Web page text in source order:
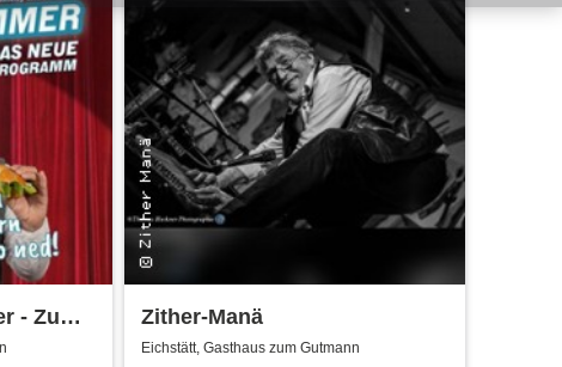
- Zum
Zither-Manä
Eichstätt, Gasthaus zum Gutmann